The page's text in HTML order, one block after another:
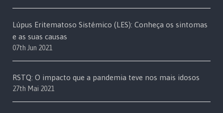
Lúpus Eritematoso Sistémico (LES): Conheça os sintomas
e as suas causas
07th Jun 2021
RSTQ: O impacto que a pandemia teve nos mais idosos
27th Mai 2021